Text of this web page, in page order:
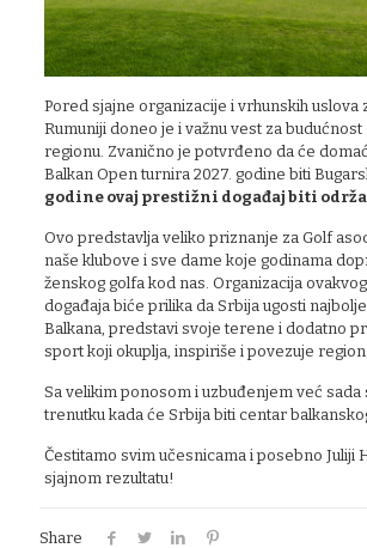
Pored sjajne organizacije i vrhunskih uslova
Rumuniji doneo je i važnu vest za budućnost
regionu. Zvanično je potvrđeno da će
Balkan Open turnira 2027. godine biti
godine ovaj prestižni događaj biti
Ovo predstavlja veliko priznanje za Golf
naše klubove i sve dame koje godinama
ženskog golfa kod nas. Organizacija
događaja biće prilika da Srbija ugosti
Balkana, predstavi svoje terene i dodatno
sport koji okuplja, inspiriše i povezuje region.
Sa velikim ponosom i uzbuđenjem već sada
trenutku kada će Srbija biti centar
Čestitamo svim učesnicama i posebno Juliji
sjajnom rezultatu!
Share